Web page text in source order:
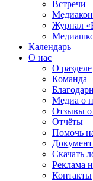
Встречи
Журнал
Календарь
О нас
О разделе
Команда
Медиа о
Отзывы о
Отчёты
Помочь
Скачать
Реклама
Контакты